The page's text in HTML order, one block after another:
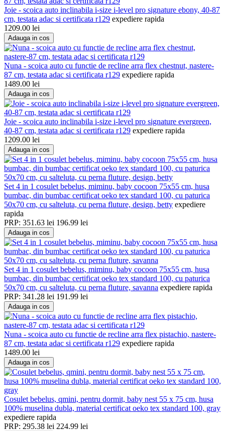
Joie - scoica auto inclinabila i-size i-level pro signature ebony, 40-87
cm, testata adac si certificata r129 expediere rapida
1209.00 lei
Adauga in cos
Nuna - scoica auto cu functie de recline arra flex chestnut, nastere-
87 cm, testata adac si certificata r129 expediere rapida
1489.00 lei
Adauga in cos
Joie - scoica auto inclinabila i-size i-level pro signature evergreen,
40-87 cm, testata adac si certificata r129 expediere rapida
1209.00 lei
Adauga in cos
Set 4 in 1 cosulet bebelus, miminu, baby cocoon 75x55 cm, husa
bumbac, din bumbac certificat oeko tex standard 100, cu paturica
50x70 cm, cu salteluta, cu perna fluture, design, betty expediere
rapida
PRP: 351.63 lei 196.99 lei
Adauga in cos
Set 4 in 1 cosulet bebelus, miminu, baby cocoon 75x55 cm, husa
bumbac, din bumbac certificat oeko tex standard 100, cu paturica
50x70 cm, cu salteluta, cu perna fluture, savanna expediere rapida
PRP: 341.28 lei 191.99 lei
Adauga in cos
Nuna - scoica auto cu functie de recline arra flex pistachio, nastere-
87 cm, testata adac si certificata r129 expediere rapida
1489.00 lei
Adauga in cos
Cosulet bebelus, qmini, pentru dormit, baby nest 55 x 75 cm, husa
100% muselina dubla, material certificat oeko tex standard 100, gray
expediere rapida
PRP: 295.38 lei 224.99 lei